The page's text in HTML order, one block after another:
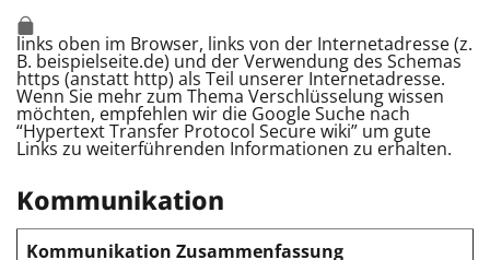
links oben im Browser, links von der Internetadresse (z.
B. beispielseite.de) und der Verwendung des Schemas
https (anstatt http) als Teil unserer Internetadresse.
Wenn Sie mehr zum Thema Verschlüsselung wissen
möchten, empfehlen wir die Google Suche nach
“Hypertext Transfer Protocol Secure wiki” um gute
Links zu weiterführenden Informationen zu erhalten.
Kommunikation
Kommunikation Zusammenfassung